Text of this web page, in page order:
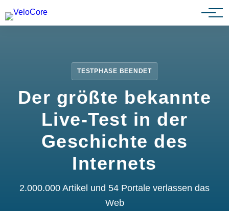
Partnerprogramm
TESTPHASE BEENDET
Der größte bekannte
Live-Test in der
Geschichte des
Internets
2.000.000 Artikel und 54 Portale verlassen das
Web